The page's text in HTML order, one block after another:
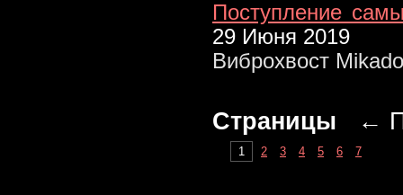
Поступление
29 Июня 2019
Виброхвост
Страницы ←
1 2 3 4 5 6 7